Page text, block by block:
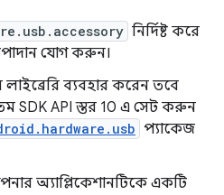
নির্দিষ্ট করে
যোগ করুন।
ব্যবহার করেন তবে
SDK API স্তর 10 এ সেট করুন
প্যাকেজ
অ্যাপ্লিকেশানটিকে একটি